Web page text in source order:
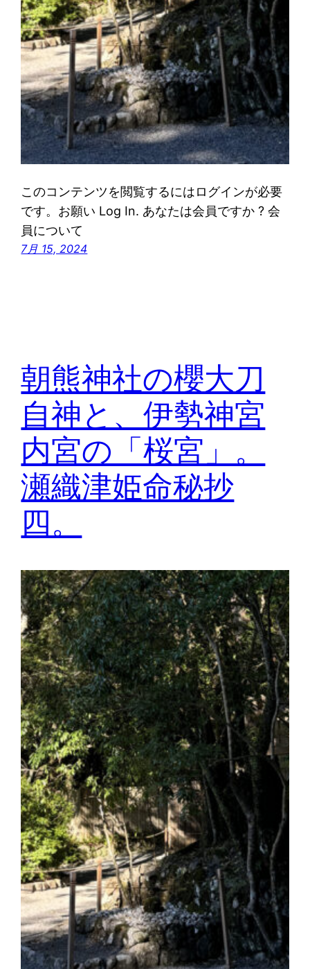
このコンテンツを閲覧するにはログインが必要
です。お願い Log In. あなたは会員ですか ? 会
員について
7月 15, 2024
朝熊神社の櫻大刀
自神と、伊勢神宮
内宮の「桜宮」。
瀬織津姫命秘抄
四。